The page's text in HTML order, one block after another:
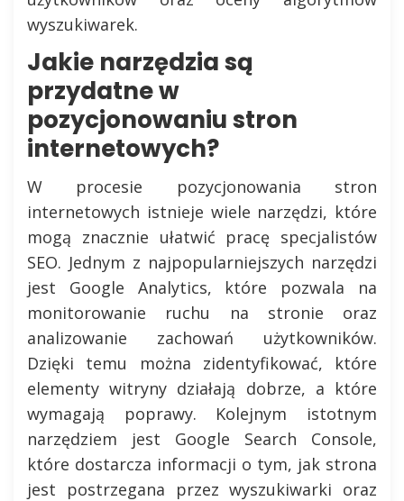
wyszukiwarek.
Jakie narzędzia są
przydatne w
pozycjonowaniu stron
internetowych?
W procesie pozycjonowania stron
internetowych istnieje wiele narzędzi, które
mogą znacznie ułatwić pracę specjalistów
SEO. Jednym z najpopularniejszych narzędzi
jest Google Analytics, które pozwala na
monitorowanie ruchu na stronie oraz
analizowanie zachowań użytkowników.
Dzięki temu można zidentyfikować, które
elementy witryny działają dobrze, a które
wymagają poprawy. Kolejnym istotnym
narzędziem jest Google Search Console,
które dostarcza informacji o tym, jak strona
jest postrzegana przez wyszukiwarki oraz